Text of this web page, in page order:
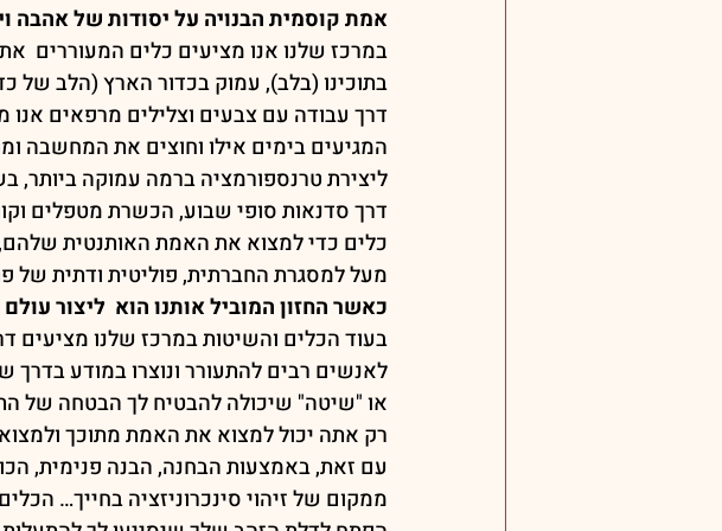
אמת קוסמית הבנויה על יסודות של אהבה
במרכז שלנו אנו מציעים כלים המעוררים
בתוכינו (בלב), עמוק בכדור הארץ (הלב של
דרך עבודה עם צבעים וצלילים מרפאים
המגיעים בימים אילו וחוצים את המחשבה
ליצירת טרנספורמציה ברמה עמוקה ביותר,
דרך סדנאות סופי שבוע, הכשרת מטפלים
כלים כדי למצוא את האמת האותנטית
מעל למסגרת החברתית, פוליטית ודתית של
כאשר החזון המוביל אותנו הוא  ליצור
בעוד הכלים והשיטות במרכז שלנו מציעים
לאנשים רבים להתעורר ונוצרו במודע
או "שיטה" שיכולה להבטיח לך הבטחה של
רק אתה יכול למצוא את האמת מתוכך
עם זאת, באמצעות הבחנה, הבנה פנימית,
ממקום של זיהוי סינכרוניזציה בחייך…